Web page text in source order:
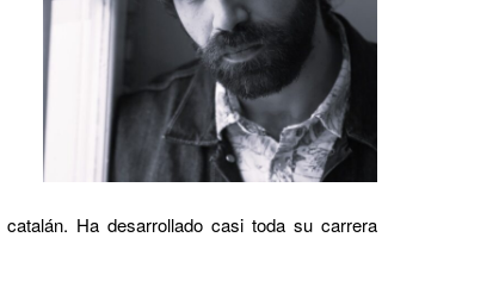
Ha desarrollado casi toda su carrera